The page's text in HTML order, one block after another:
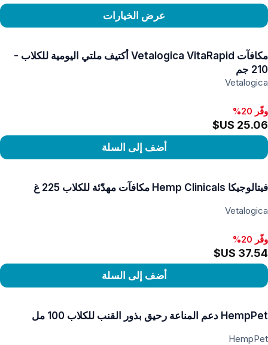
عرض الخيارات
مكافآت Vetalogica VitaRapid أكتيف ملتي اليومية للكلاب -
210 جم
Vetalogica
وفّر 20%
أضف إلى السلة
فيتالوجيكا Hemp Clinicals مكافآت مهدّئة للكلاب 225 غ
Vetalogica
وفّر 20%
أضف إلى السلة
HempPet دعم المناعة رحيق بذور القنب للكلاب 100 مل
HempPet